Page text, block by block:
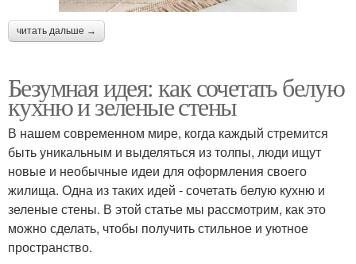
читать дальше →
Безумная идея: как сочетать белую
кухню и зеленые стены
В нашем современном мире, когда каждый стремится
быть уникальным и выделяться из толпы, люди ищут
новые и необычные идеи для оформления своего
жилища. Одна из таких идей - сочетать белую кухню и
зеленые стены. В этой статье мы рассмотрим, как это
можно сделать, чтобы получить стильное и уютное
пространство.